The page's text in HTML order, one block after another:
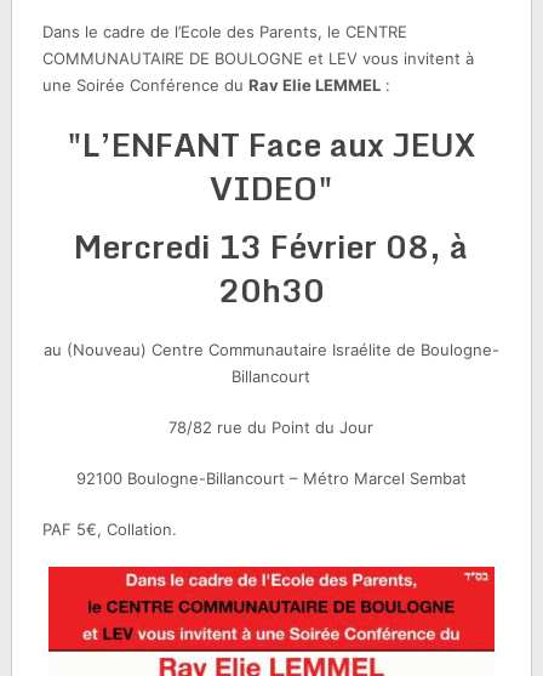
Dans le cadre de l’Ecole des Parents, le CENTRE
COMMUNAUTAIRE DE BOULOGNE et LEV vous invitent à
une Soirée Conférence du Rav Elie LEMMEL:
"L’ENFANT Face aux JEUX
VIDEO"
Mercredi 13 Février 08, à
20h30
au (Nouveau) Centre Communautaire Israélite de Boulogne-
Billancourt
78/82 rue du Point du Jour
92100 Boulogne-Billancourt – Métro Marcel Sembat
PAF 5€, Collation.